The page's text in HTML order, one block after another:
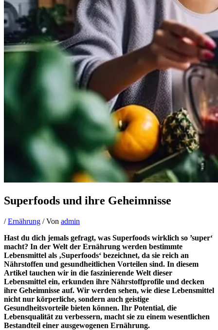
Superfoods und ihre Geheimnisse
/Ernährung / Von admin
Hast du dich jemals gefragt, was Superfoods wirklich so ’super‘
macht? In der Welt der Ernährung werden bestimmte
Lebensmittel als ‚Superfoods‘ bezeichnet, da sie reich an
Nährstoffen und gesundheitlichen Vorteilen sind. In diesem
Artikel tauchen wir in die faszinierende Welt dieser
Lebensmittel ein, erkunden ihre Nährstoffprofile und decken
ihre Geheimnisse auf. Wir werden sehen, wie diese Lebensmittel
nicht nur körperliche, sondern auch geistige
Gesundheitsvorteile bieten können. Ihr Potential, die
Lebensqualität zu verbessern, macht sie zu einem wesentlichen
Bestandteil einer ausgewogenen Ernährung.